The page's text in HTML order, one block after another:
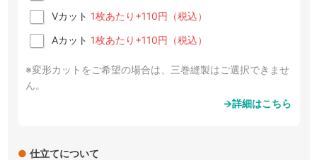
Vカット 1枚あたり+110円（税込）
Aカット 1枚あたり+110円（税込）
※変形カットをご希望の場合は、三巻縫製はご選択できませ
ん。
→詳細はこちら
● 仕立てについて